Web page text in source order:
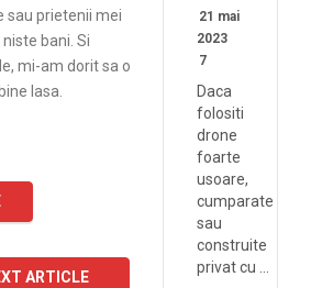
sau prietenii mei
bani. Si
mi-am dorit sa o
lasa.
ARTICLE
21 mai
2023
7
Daca
folositi
drone
foarte
usoare,
cumparate
sau
construite
privat cu …